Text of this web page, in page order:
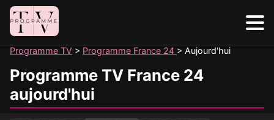
Programme TV Programme France 24 Aujourd'hui
Programme TV France 24
aujourd'hui
Panneau de gestion des cookies